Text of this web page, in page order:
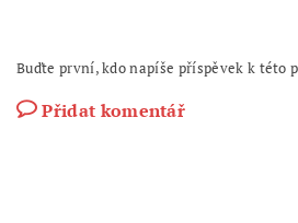
Buďte první, kdo napíše příspěvek k této
Přidat komentář